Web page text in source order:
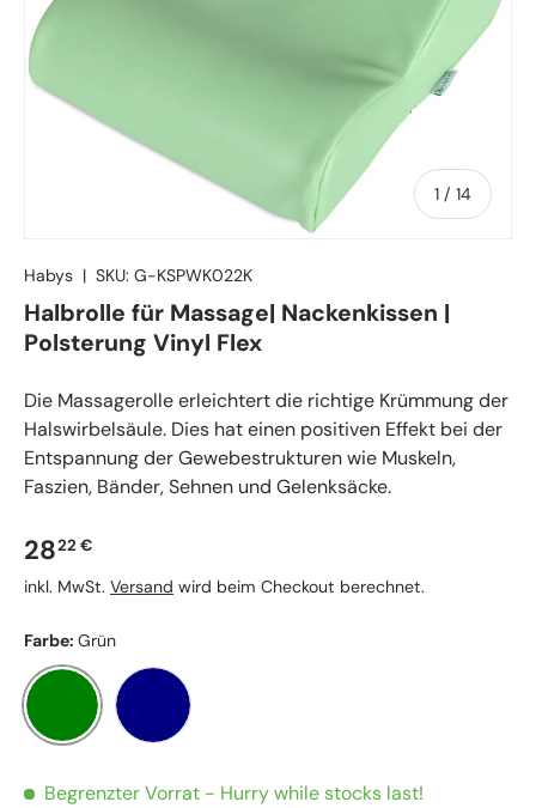
1 / von
14
Habys | SKU: G-KSPWK022K
Halbrolle für Massage| Nackenkissen |
Polsterung Vinyl Flex
Die Massagerolle erleichtert die richtige Krümmung der
Halswirbelsäule. Dies hat einen positiven Effekt bei der
Entspannung der Gewebestrukturen wie Muskeln,
Faszien, Bänder, Sehnen und Gelenksäcke.
Normaler Preis
2822 €
inkl. MwSt. Versand wird beim Checkout berechnet.
Farbe: Grün
Grün Marineblau
Begrenzter Vorrat - Hurry while stocks last!